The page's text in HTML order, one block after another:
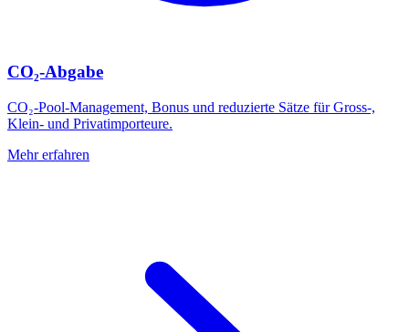
CO₂-Abgabe
CO₂-Pool-Management, Bonus und reduzierte Sätze für Gross-,
Klein- und Privatimporteure.
Mehr erfahren